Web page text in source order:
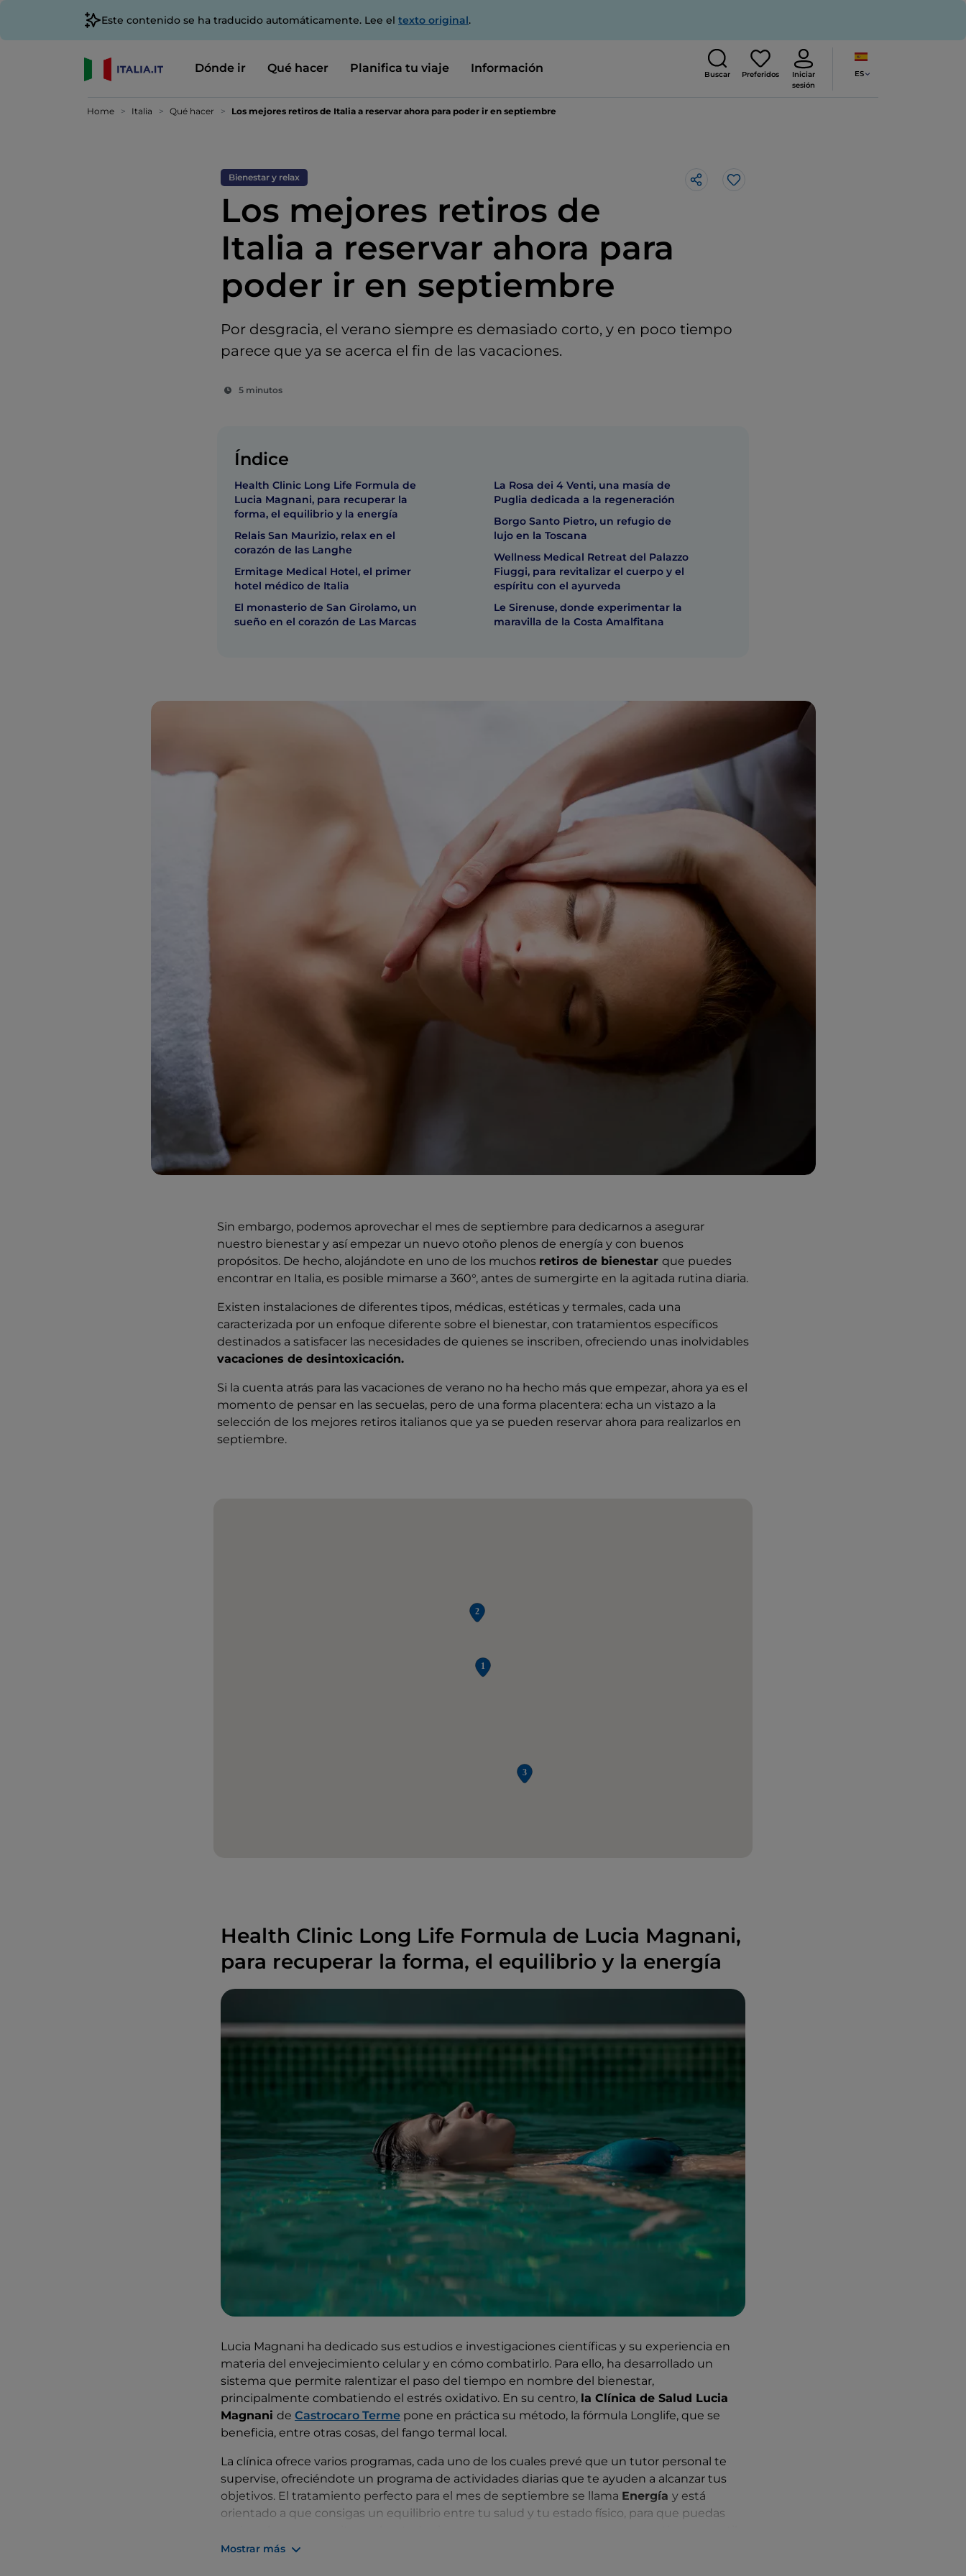
Este contenido se ha traducido automáticamente. Lee el texto original.
Dónde ir Qué hacer Planifica tu viaje Información Buscar Preferidos
Iniciar
sesión
ES
Home Italia Qué hacer Los mejores retiros de Italia a reservar ahora para poder ir en septiembre
Bienestar y relax
Los mejores retiros de
Italia a reservar ahora para
poder ir en septiembre
Por desgracia, el verano siempre es demasiado corto, y en poco tiempo
parece que ya se acerca el fin de las vacaciones.
5 minutos
Me gusta
Índice
Health Clinic Long Life Formula de
Lucia Magnani, para recuperar la
forma, el equilibrio y la energía
Relais San Maurizio, relax en el
corazón de las Langhe
Ermitage Medical Hotel, el primer
hotel médico de Italia
El monasterio de San Girolamo, un
sueño en el corazón de Las Marcas
La Rosa dei 4 Venti, una masía de
Puglia dedicada a la regeneración
Borgo Santo Pietro, un refugio de
lujo en la Toscana
Wellness Medical Retreat del Palazzo
Fiuggi, para revitalizar el cuerpo y el
espíritu con el ayurveda
Le Sirenuse, donde experimentar la
maravilla de la Costa Amalfitana
Sin embargo, podemos aprovechar el mes de septiembre para dedicarnos a asegurar
nuestro bienestar y así empezar un nuevo otoño plenos de energía y con buenos
propósitos. De hecho, alojándote en uno de los muchos retiros de bienestar que puedes
encontrar en Italia, es posible mimarse a 360°, antes de sumergirte en la agitada rutina diaria.
Existen instalaciones de diferentes tipos, médicas, estéticas y termales, cada una
caracterizada por un enfoque diferente sobre el bienestar, con tratamientos específicos
destinados a satisfacer las necesidades de quienes se inscriben, ofreciendo unas inolvidables
vacaciones de desintoxicación.
Si la cuenta atrás para las vacaciones de verano no ha hecho más que empezar, ahora ya es el
momento de pensar en las secuelas, pero de una forma placentera: echa un vistazo a la
selección de los mejores retiros italianos que ya se pueden reservar ahora para realizarlos en
septiembre.
Health Clinic Long Life Formula de Lucia Magnani,
para recuperar la forma, el equilibrio y la energía
Lucia Magnani ha dedicado sus estudios e investigaciones científicas y su experiencia en
materia del envejecimiento celular y en cómo combatirlo. Para ello, ha desarrollado un
sistema que permite ralentizar el paso del tiempo en nombre del bienestar,
principalmente combatiendo el estrés oxidativo. En su centro, la Clínica de Salud Lucia
Magnani de Castrocaro Terme pone en práctica su método, la fórmula Longlife, que se
beneficia, entre otras cosas, del fango termal local.
La clínica ofrece varios programas, cada uno de los cuales prevé que un tutor personal te
supervise, ofreciéndote un programa de actividades diarias que te ayuden a alcanzar tus
objetivos. El tratamiento perfecto para el mes de septiembre se llama Energía y está
orientado a que consigas un equilibrio entre tu salud y tu estado físico, para que puedas
de vida sedentario. Puedes elegir uno de los muchos paquetes, por ejemplo, una estancia
Mostrar más